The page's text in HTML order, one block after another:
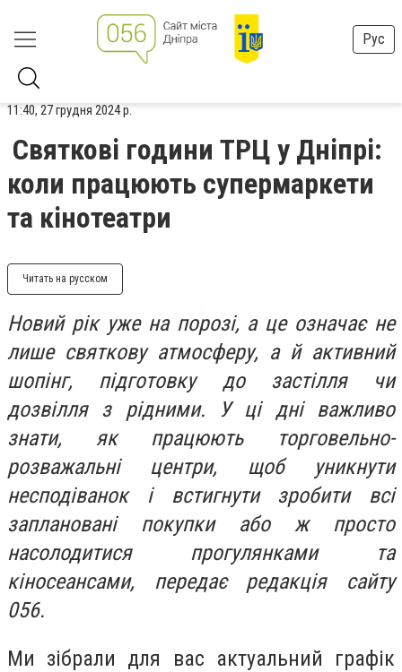
Рус
11:40, 27 грудня 2024 р.
Святкові години ТРЦ у Дніпрі:
коли працюють супермаркети
та кінотеатри
Читать на русском
Новий рік уже на порозі, а це означає не
лише святкову атмосферу, а й активний
шопінг, підготовку до застілля чи
дозвілля з рідними. У ці дні важливо
знати, як працюють торговельно-
розважальні центри, щоб уникнути
несподіванок і встигнути зробити всі
заплановані покупки або ж просто
насолодитися прогулянками та
кіносеансами, передає редакція сайту
056.
Ми зібрали для вас актуальний графік